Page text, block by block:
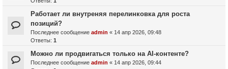
Работает ли внутреняя перелинковка для роста
позиций?
Последнее сообщение admin « 14 апр 2026, 09:48
Ответы: 1
Можно ли продвигаться только на AI-контенте?
Последнее сообщение admin « 14 апр 2026, 09:44